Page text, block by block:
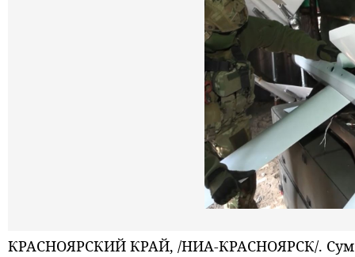
КРАСНОЯРСКИЙ КРАЙ, /НИА-КРАСНОЯРСК/.